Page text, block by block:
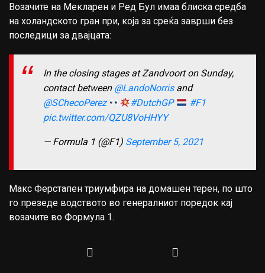
Возачите на Мекларен и Ред Бул имаа блиска средба
на холандското гран при, која за среќа заврши без
последици за двајцата:
In the closing stages at Zandvoort on Sunday,
contact between @LandoNorrisand
@SChecoPerez
#DutchGP
#F1
pic.twitter.com/QZU8VoHHYY
— Formula 1 (@F1) September 5, 2021
Макс Ферстапен триумфира на домашен терен, по што
го презеде водството во генералниот поредок кај
возачите во Формула 1.